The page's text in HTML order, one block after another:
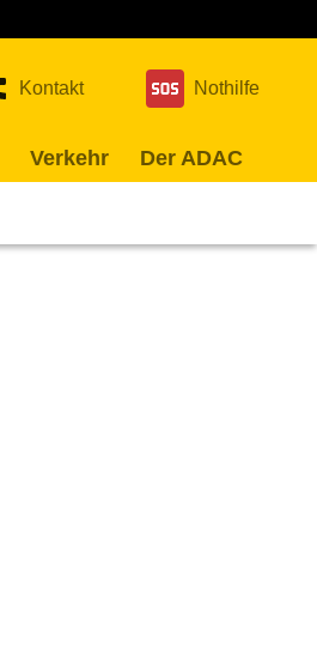
Kontakt Nothilfe
Verkehr Der ADAC